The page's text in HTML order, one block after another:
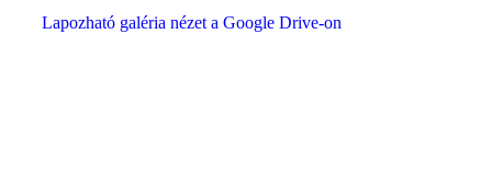
Lapozható galéria nézet a Google Drive-on